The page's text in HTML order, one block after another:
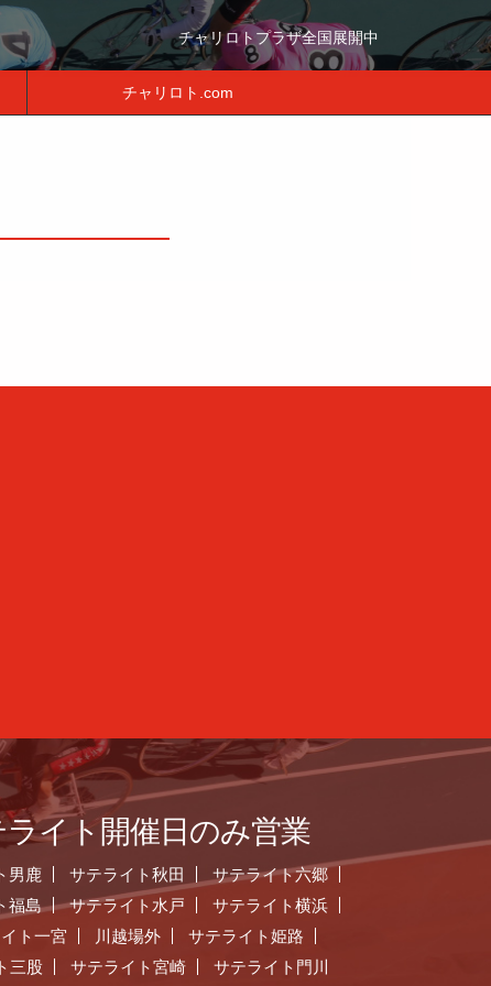
チャリロトプラザ全国展開中
チャリロト.com
イト開催日のみ営業
男鹿 サテライト秋田
サテライト六郷
福島
サテライト水戸
サテライト横浜
ト一宮
川越場外
サテライト姫路
三股
サテライト宮崎 サテライト門川